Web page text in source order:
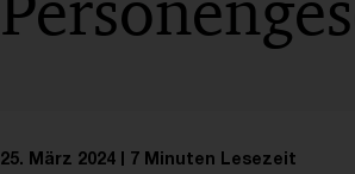
25. März 2024 7 Minuten Lesezeit